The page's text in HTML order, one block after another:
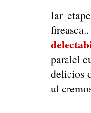
Iar
paralel
delicios
ul